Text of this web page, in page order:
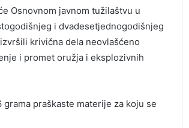
Osnovnom javnom tužilaštvu u
i dvadesetjednogodišnjeg
krivična dela neovlašćeno
i promet oružja i eksplozivnih
praškaste materije za koju se